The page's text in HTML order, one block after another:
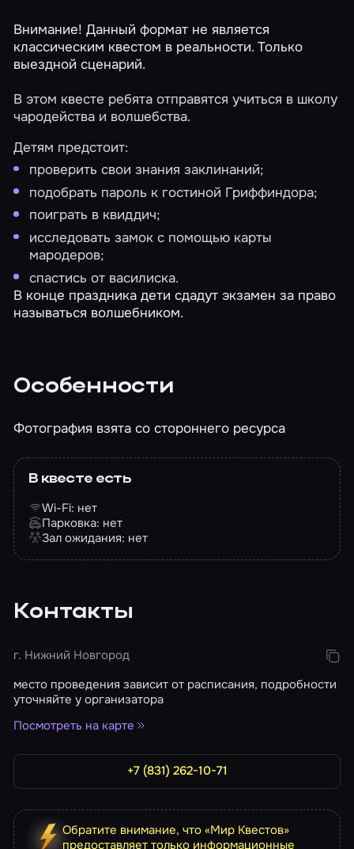
Внимание! Данный формат не является
классическим квестом в реальности. Только
выездной сценарий.
В этом квесте ребята отправятся учиться в школу
чародейства и волшебства.
Детям предстоит:
проверить свои знания заклинаний;
подобрать пароль к гостиной Гриффиндора;
поиграть в квиддич;
исследовать замок с помощью карты
мародеров;
спастись от василиска.
В конце праздника дети сдадут экзамен за право
называться волшебником.
Особенности
Фотография взята со стороннего ресурса
В квесте есть
Wi-Fi: нет
Парковка: нет
Зал ожидания: нет
Контакты
г. Нижний Новгород
место проведения зависит от расписания, подробности
уточняйте у организатора
Посмотреть на карте
+7 (831) 262-10-71
Обратите внимание, что «Мир Квестов»
предоставляет только информационные